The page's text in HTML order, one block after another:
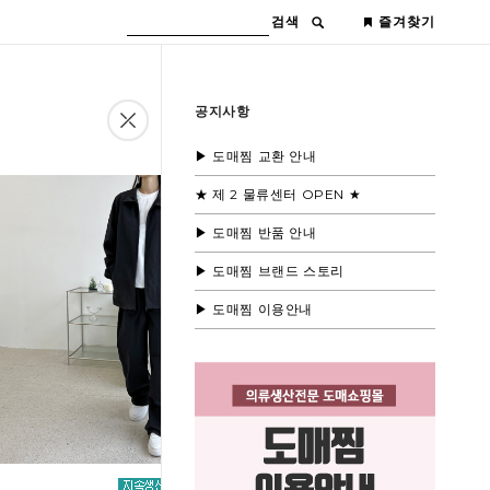
검색 즐겨찾기
공지사항
▶ 도매찜 교환 안내
★ 제 2 물류센터 OPEN ★
▶ 도매찜 반품 안내
▶ 도매찜 브랜드 스토리
▶ 도매찜 이용안내